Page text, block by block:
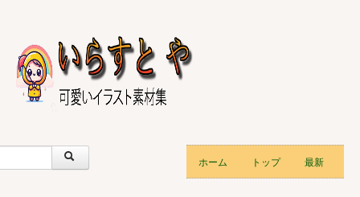
ホーム トップ 最新